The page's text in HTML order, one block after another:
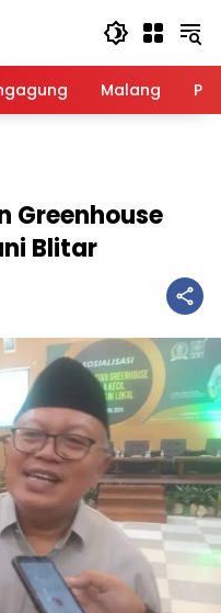
Malang
Greenhouse
Blitar